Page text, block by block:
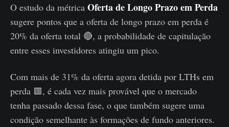
O estudo da métrica Oferta de Longo Prazo em Perda
sugere pontos que a oferta de longo prazo em perda é
20% da oferta total 🔴, a probabilidade de capitulação
entre esses investidores atingiu um pico.
Com mais de 31% da oferta agora detida por LTHs em
perda 🟥, é cada vez mais provável que o mercado
tenha passado dessa fase, o que também sugere uma
condição semelhante às formações de fundo anteriores.